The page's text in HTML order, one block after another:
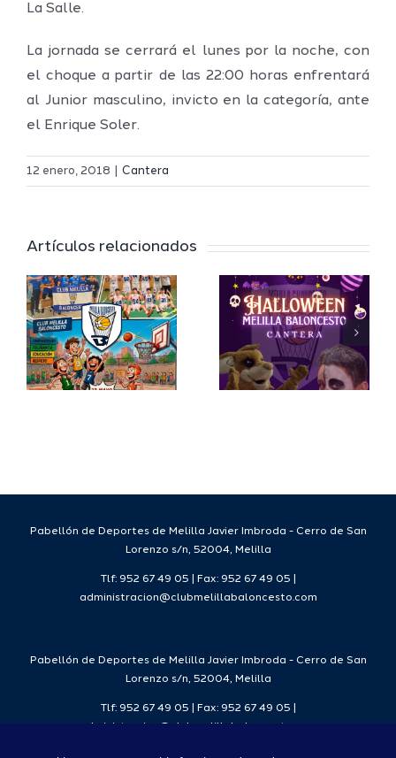
La Salle.
La jornada se cerrará el lunes por la noche, con
el choque a partir de las 22:00 horas enfrentará
al Junior masculino, invicto en la categoría, ante
el Enrique Soler.
12 enero, 2018 Cantera
Artículos relacionados
Halloween
llega a la
cantera
del Club
Melilla
para la
cantera
del Club
Melilla
Pabellón de Deportes de Melilla Javier Imbroda - Cerro de San
Lorenzo s/n, 52004, Melilla
Tlf: 952 67 49 05 | Fax: 952 67 49 05 |
administracion@clubmelillabaloncesto.com
Pabellón de Deportes de Melilla Javier Imbroda - Cerro de San
Lorenzo s/n, 52004, Melilla
Tlf: 952 67 49 05 | Fax: 952 67 49 05 |